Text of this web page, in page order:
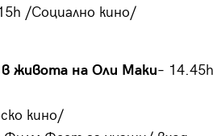
/Социално кино/
живота на Оли Маки– 14.45h
кино/